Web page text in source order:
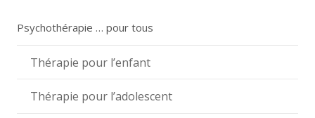
Psychothérapie … pour tous
Thérapie pour l’enfant
Thérapie pour l’adolescent